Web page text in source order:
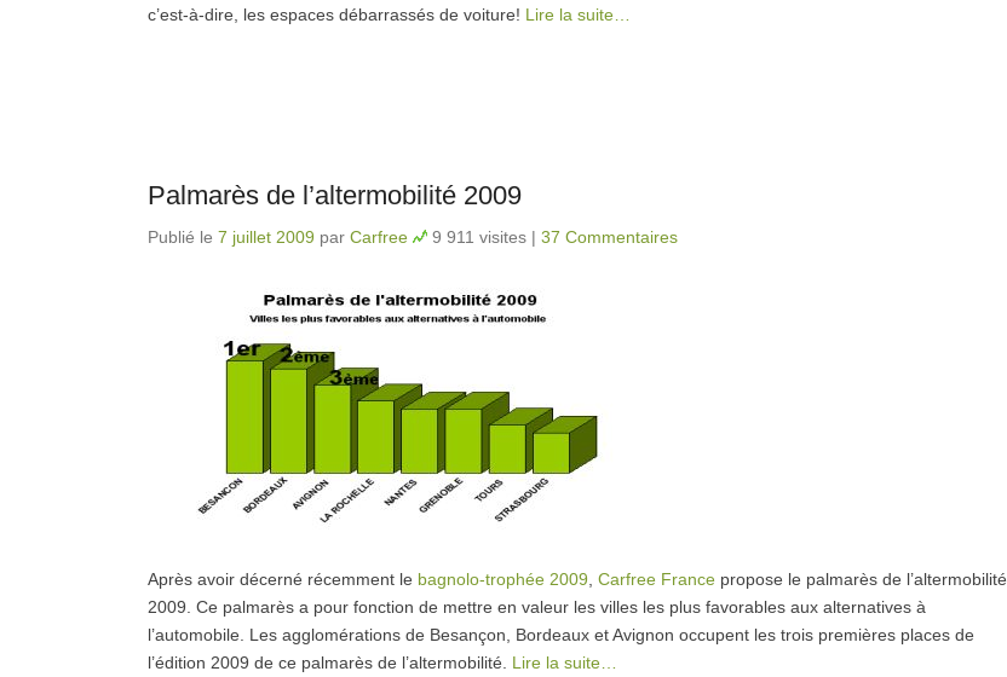
c’est-à-dire, les espaces débarrassés de voiture! Lire la suite…
Palmarès de l’altermobilité 2009
Publié le 7 juillet 2009 par Carfree 9 911 visites | 37 Commentaires
Après avoir décerné récemment le bagnolo-trophée 2009 Carfree France propose le palmarès de l’altermobilité
2009. Ce palmarès a pour fonction de mettre en valeur les villes les plus favorables aux alternatives à
l’automobile. Les agglomérations de Besançon, Bordeaux et Avignon occupent les trois premières places de
l’édition 2009 de ce palmarès de l’altermobilité. Lire la suite…